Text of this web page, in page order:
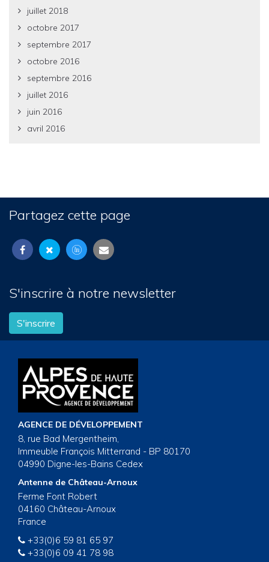
juillet 2018
octobre 2017
septembre 2017
octobre 2016
septembre 2016
juillet 2016
juin 2016
avril 2016
Partagez cette page
S'inscrire à notre newsletter
S'inscrire
AGENCE DE DÉVELOPPEMENT
8, rue Bad Mergentheim,
Immeuble François Mitterrand - BP 80170
04990 Digne-les-Bains Cedex
Antenne de Château-Arnoux
Ferme Font Robert
04160 Château-Arnoux
France
+33(0)6 59 81 65 97
+33(0)6 09 41 78 98